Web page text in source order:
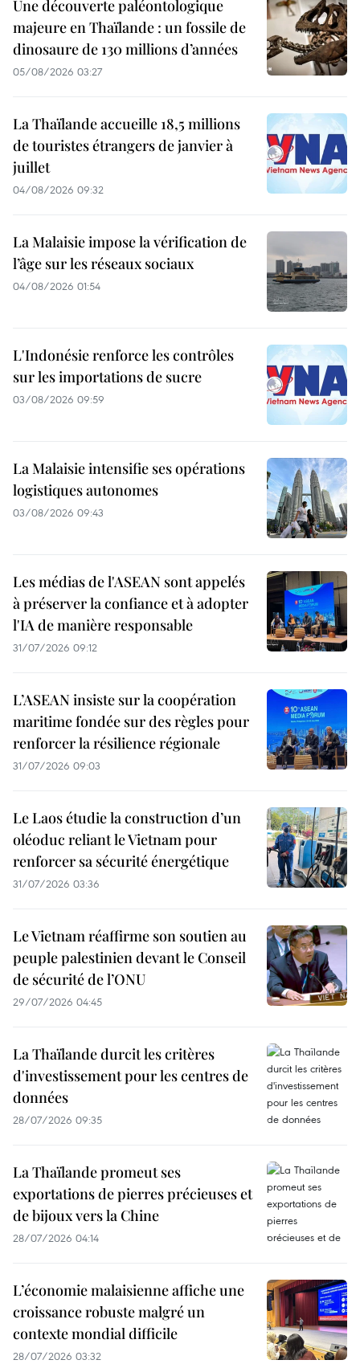
Une découverte paléontologique
majeure en Thaïlande : un fossile de
dinosaure de 130 millions d’années
05/08/2026 03:27
La Thaïlande accueille 18,5 millions
de touristes étrangers de janvier à
juillet
04/08/2026 09:32
La Malaisie impose la vérification de
l’âge sur les réseaux sociaux
04/08/2026 01:54
L'Indonésie renforce les contrôles
sur les importations de sucre
03/08/2026 09:59
La Malaisie intensifie ses opérations
logistiques autonomes
03/08/2026 09:43
Les médias de l'ASEAN sont appelés
à préserver la confiance et à adopter
l'IA de manière responsable
31/07/2026 09:12
L’ASEAN insiste sur la coopération
maritime fondée sur des règles pour
renforcer la résilience régionale
31/07/2026 09:03
Le Laos étudie la construction d’un
oléoduc reliant le Vietnam pour
renforcer sa sécurité énergétique
31/07/2026 03:36
Le Vietnam réaffirme son soutien au
peuple palestinien devant le Conseil
de sécurité de l’ONU
29/07/2026 04:45
La Thaïlande durcit les critères
d'investissement pour les centres de
données
28/07/2026 09:35
La Thaïlande promeut ses
exportations de pierres précieuses et
de bijoux vers la Chine
28/07/2026 04:14
L’économie malaisienne affiche une
croissance robuste malgré un
contexte mondial difficile
28/07/2026 03:32